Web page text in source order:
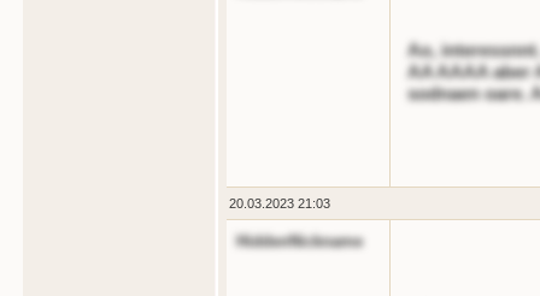
Ao,
AA AAAA aber
sodnaen oare.
20.03.2023 21:03
HiddenNickname